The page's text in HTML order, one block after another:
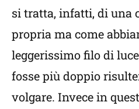
si tratta, infatti, di una
propria ma come
leggerissimo filo di
fosse più doppio
volgare. Invece in